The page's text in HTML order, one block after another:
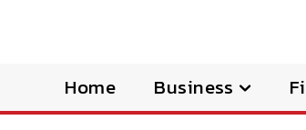
Home Business